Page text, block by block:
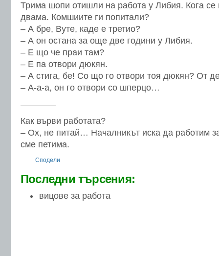
Трима шопи отишли на работа у Либия. Кога
двама. Комшиите ги попитали?
– А бре, Вуте, каде е третио?
– А он остана за още две години у Либия.
– Е що че праи там?
– Е па отвори дюкян.
– А стига, бе! Со що го отвори тоя дюкян? От
– А-а-а, он го отвори со шперцо…
————
Как върви работата?
– Ох, не питай… Началникът иска да работим
сме петима.
Сподели
Последни търсения:
вицове за работа